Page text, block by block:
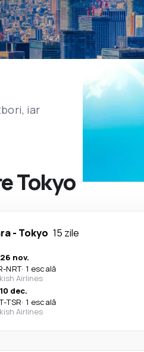
iar
Tokyo
- Tokyo 15 zile
nov.
-NRT· 1 escală
Airlines
dec.
-TSR· 1 escală
Airlines